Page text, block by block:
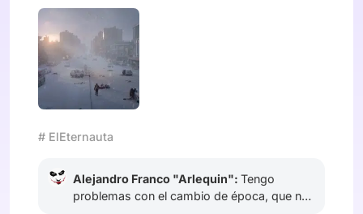
Oesterheld y a su vez impregnarle un
mensaje necesario en estos tiempos: nadie
se salva solo. En tiempos de individualismo
extremo, esta serie nos muestra que para
salir adelante la única manera es siendo
solidarios, pero también cautos. No existe
¿Ustedes que piensan al respecto?
# ElEternauta
Alejandro Franco "Arlequin":Tengo
problemas con el cambio de época, que no